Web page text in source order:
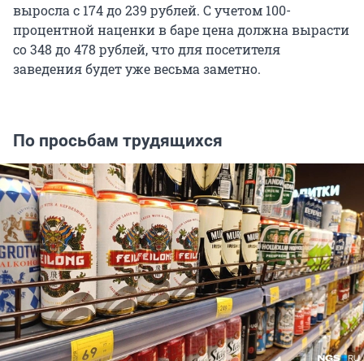
выросла с 174 до 239 рублей. С учетом 100-
процентной наценки в баре цена должна вырасти
со 348 до 478 рублей, что для посетителя
заведения будет уже весьма заметно.
По просьбам трудящихся